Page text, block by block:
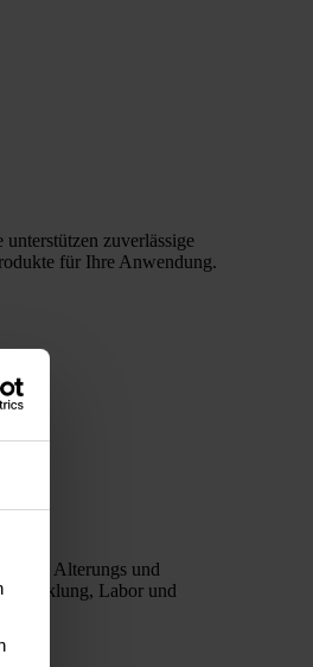
zuverlässige
für Ihre Anwendung.
sowie Alterungs und
Labor und